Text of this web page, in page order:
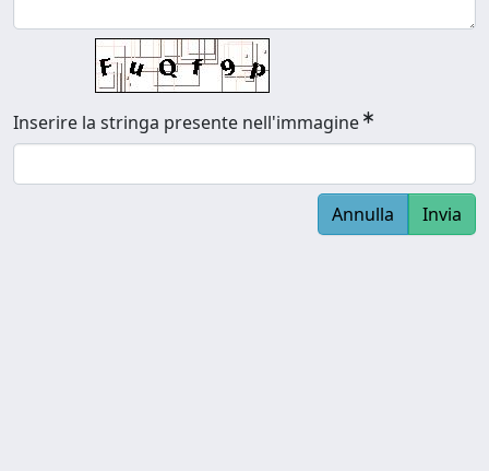
Inserire la stringa presente nell'immagine
Annulla Invia